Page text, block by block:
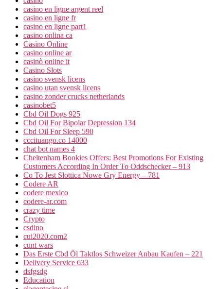
casino en ligne argent reel
casino en ligne fr
casino en ligne part1
casino onlina ca
Casino Online
casino online ar
casinò online it
Casino Slots
casino svensk licens
casino utan svensk licens
casino zonder crucks netherlands
casinobet5
Cbd Oil Dogs 925
Cbd Oil For Bipolar Depression 134
Cbd Oil For Sleep 590
cccituango.co 14000
chat bot names 4
Cheltenham Bookies Offers: Best Promotions For Existing
Customers According In Order To Oddschecker – 913
Co To Jest Slottica Nowe Gry Energy – 781
Codere AR
codere mexico
codere-ar.com
crazy time
Crypto
csdino
cui2020.com2
cunt wars
Das Erste Cbd Öl Taktlos Schweizer Anbau Kaufen – 221
Delivery Service 633
dsfgsdg
Education